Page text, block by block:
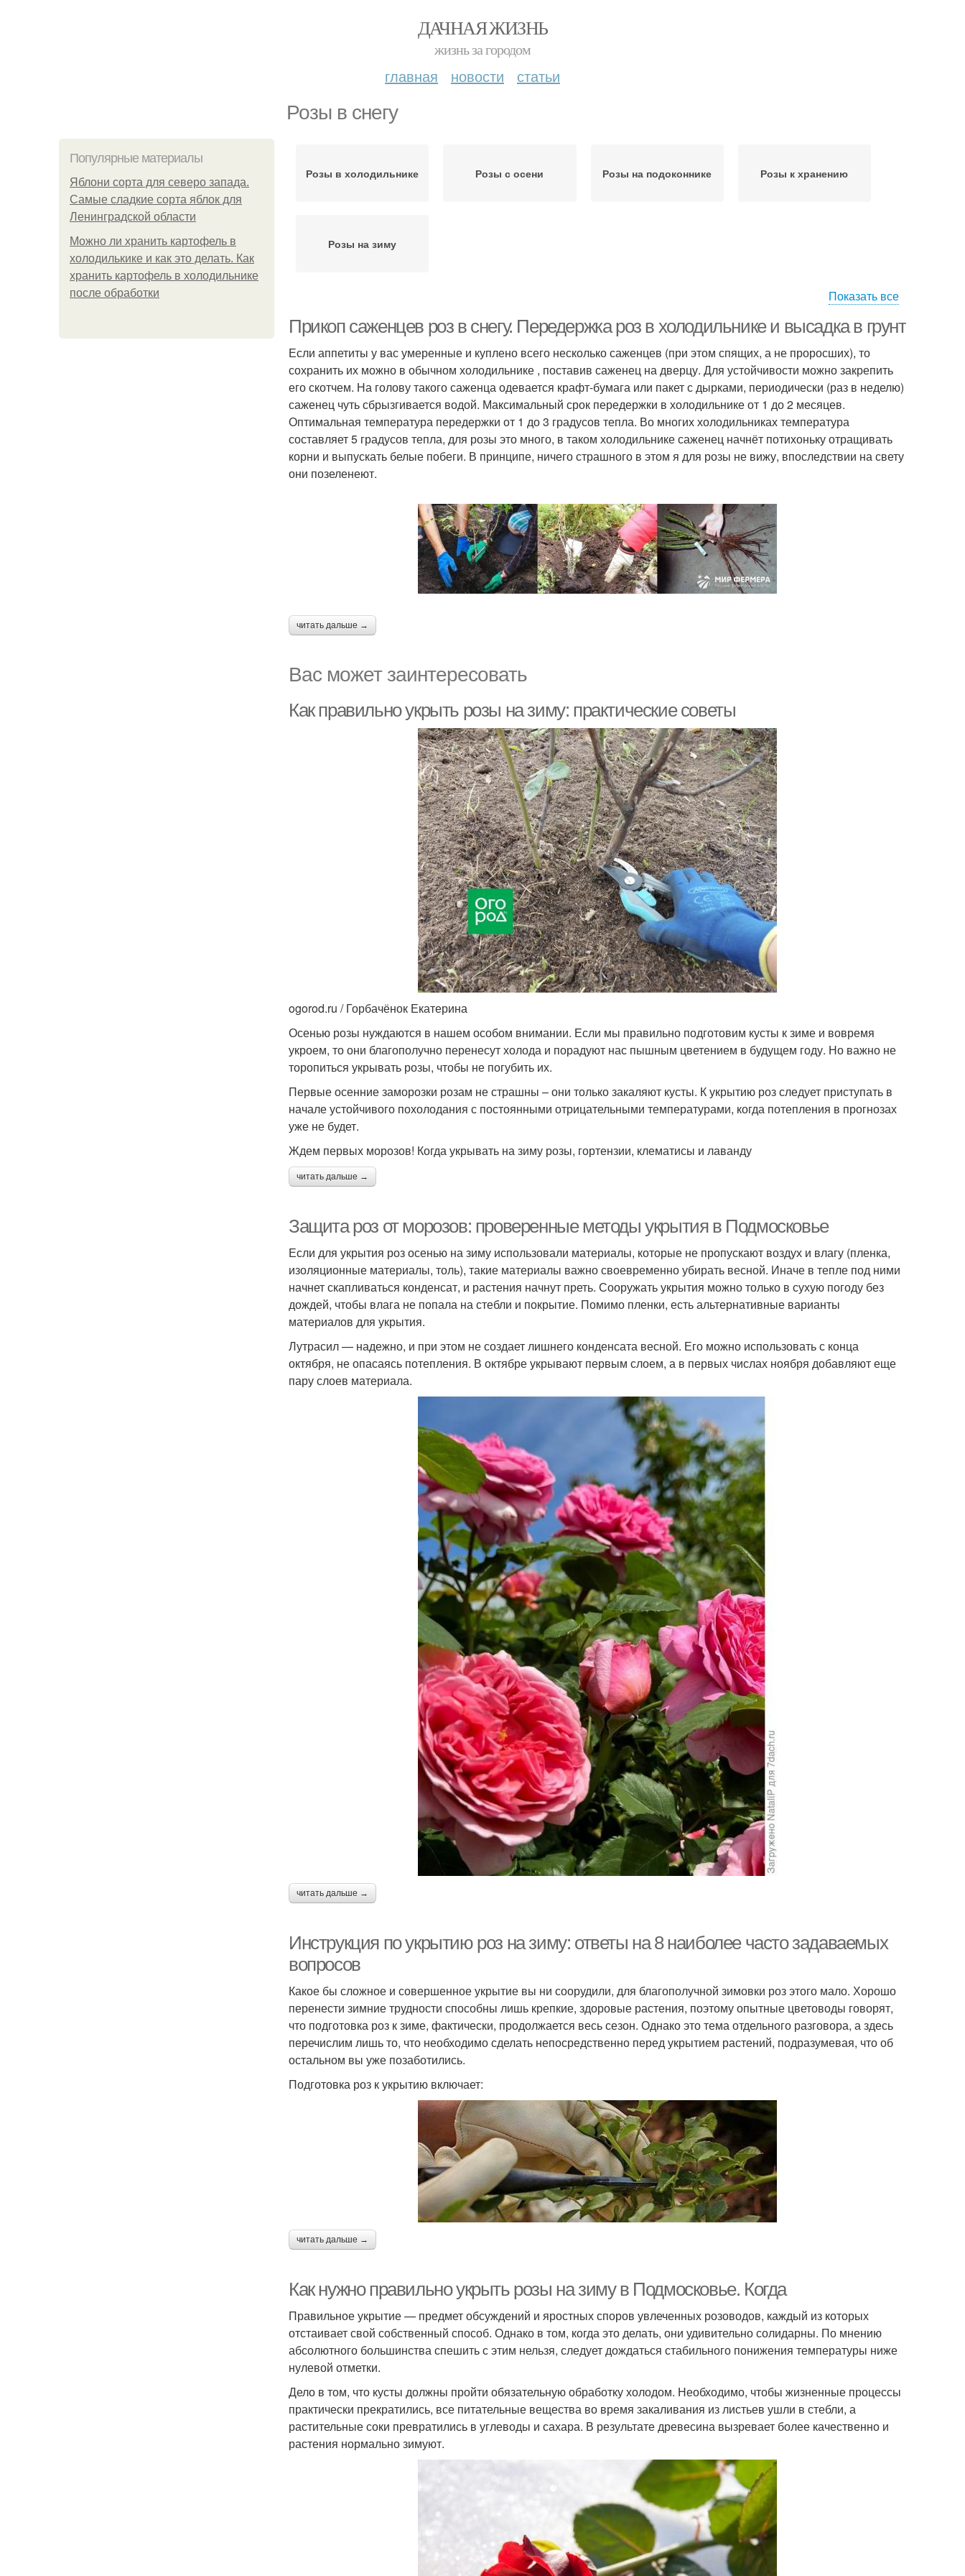
ДАЧНАЯ ЖИЗНЬ
жизнь за городом
главная новости статьи
Розы в снегу
Популярные материалы
Яблони сорта для северо запада.
Самые сладкие сорта яблок для
Ленинградской области
Можно ли хранить картофель в
холодилькике и как это делать. Как
хранить картофель в холодильнике
после обработки
Розы в холодильнике Розы с осени Розы на подоконнике Розы к хранению
Розы на зиму
Показать все
Прикоп саженцев роз в снегу. Передержка роз в холодильнике и высадка в грунт
Если аппетиты у вас умеренные и куплено всего несколько саженцев (при этом спящих, а не проросших), то
сохранить их можно в обычном холодильнике , поставив саженец на дверцу. Для устойчивости можно закрепить
его скотчем. На голову такого саженца одевается крафт-бумага или пакет с дырками, периодически (раз в неделю)
саженец чуть сбрызгивается водой. Максимальный срок передержки в холодильнике от 1 до 2 месяцев.
Оптимальная температура передержки от 1 до 3 градусов тепла. Во многих холодильниках температура
составляет 5 градусов тепла, для розы это много, в таком холодильнике саженец начнёт потихоньку отращивать
корни и выпускать белые побеги. В принципе, ничего страшного в этом я для розы не вижу, впоследствии на свету
они позеленеют.
читать дальше →
Вас может заинтересовать
Как правильно укрыть розы на зиму: практические советы
ogorod.ru / Горбачёнок Екатерина
Осенью розы нуждаются в нашем особом внимании. Если мы правильно подготовим кусты к зиме и вовремя
укроем, то они благополучно перенесут холода и порадуют нас пышным цветением в будущем году. Но важно не
торопиться укрывать розы, чтобы не погубить их.
Первые осенние заморозки розам не страшны – они только закаляют кусты. К укрытию роз следует приступать в
начале устойчивого похолодания с постоянными отрицательными температурами, когда потепления в прогнозах
уже не будет.
Ждем первых морозов! Когда укрывать на зиму розы, гортензии, клематисы и лаванду
читать дальше →
Защита роз от морозов: проверенные методы укрытия в Подмосковье
Если для укрытия роз осенью на зиму использовали материалы, которые не пропускают воздух и влагу (пленка,
изоляционные материалы, толь), такие материалы важно своевременно убирать весной. Иначе в тепле под ними
начнет скапливаться конденсат, и растения начнут преть. Сооружать укрытия можно только в сухую погоду без
дождей, чтобы влага не попала на стебли и покрытие. Помимо пленки, есть альтернативные варианты
материалов для укрытия.
Лутрасил — надежно, и при этом не создает лишнего конденсата весной. Его можно использовать с конца
октября, не опасаясь потепления. В октябре укрывают первым слоем, а в первых числах ноября добавляют еще
пару слоев материала.
читать дальше →
Инструкция по укрытию роз на зиму: ответы на 8 наиболее часто задаваемых
вопросов
Какое бы сложное и совершенное укрытие вы ни соорудили, для благополучной зимовки роз этого мало. Хорошо
перенести зимние трудности способны лишь крепкие, здоровые растения, поэтому опытные цветоводы говорят,
что подготовка роз к зиме, фактически, продолжается весь сезон. Однако это тема отдельного разговора, а здесь
перечислим лишь то, что необходимо сделать непосредственно перед укрытием растений, подразумевая, что об
остальном вы уже позаботились.
Подготовка роз к укрытию включает:
читать дальше →
Как нужно правильно укрыть розы на зиму в Подмосковье. Когда
Правильное укрытие — предмет обсуждений и яростных споров увлеченных розоводов, каждый из которых
отстаивает свой собственный способ. Однако в том, когда это делать, они удивительно солидарны. По мнению
абсолютного большинства спешить с этим нельзя, следует дождаться стабильного понижения температуры ниже
нулевой отметки.
Дело в том, что кусты должны пройти обязательную обработку холодом. Необходимо, чтобы жизненные процессы
практически прекратились, все питательные вещества во время закаливания из листьев ушли в стебли, а
растительные соки превратились в углеводы и сахара. В результате древесина вызревает более качественно и
растения нормально зимуют.